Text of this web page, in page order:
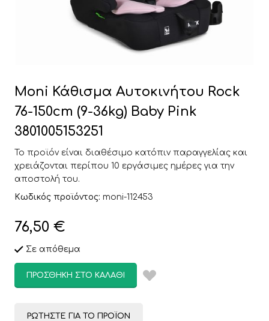
Moni Κάθισμα Αυτοκινήτου Rock
76-150cm (9-36kg) Baby Pink
3801005153251
Το προϊόν είναι διαθέσιμο κατόπιν παραγγελίας και
χρειάζονται περίπου 10 εργάσιμες ημέρες για την
αποστολή του.
Κωδικός προϊόντος: moni-112453
76,50 €
Σε απόθεμα
ΠΡΟΣΘΉΚΗ ΣΤΟ ΚΑΛΆΘΙ
ΡΩΤΉΣΤΕ ΓΙΑ ΤΟ ΠΡΟΪΌΝ